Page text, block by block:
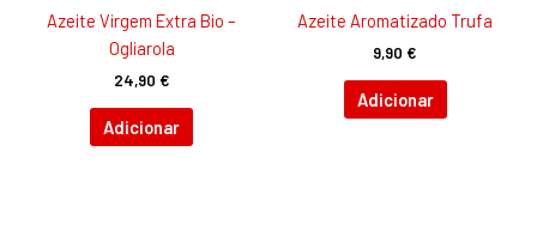
Azeite Virgem Extra Bio –
Ogliarola
24,90 €
Adicionar
Azeite Aromatizado Trufa
9,90 €
Adicionar